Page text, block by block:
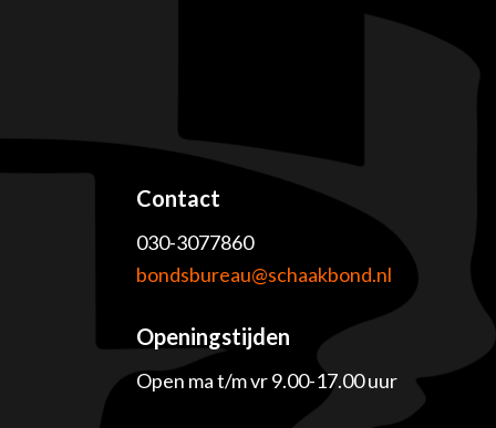
Contact
030-3077860
bondsbureau@schaakbond.nl
Openingstijden
Open ma t/m vr 9.00-17.00 uur